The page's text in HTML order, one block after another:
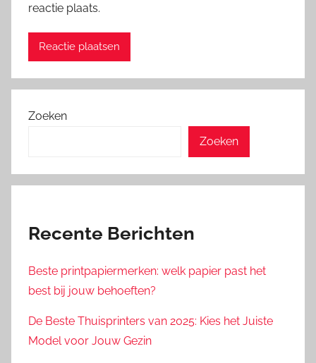
reactie plaats.
Zoeken
Zoeken
Recente Berichten
Beste printpapiermerken: welk papier past het
best bij jouw behoeften?
De Beste Thuisprinters van 2025: Kies het Juiste
Model voor Jouw Gezin